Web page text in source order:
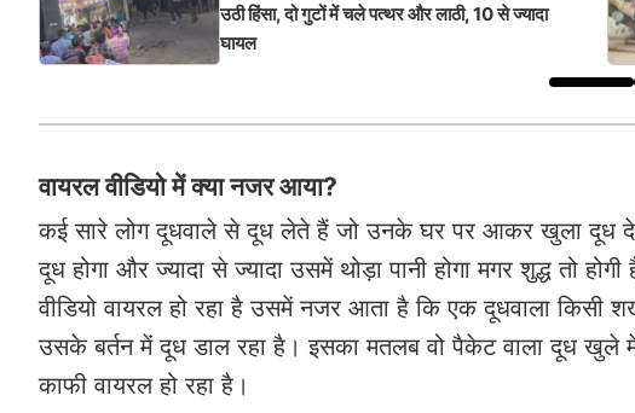
उठी हिंसा, दो गुटों में चले पत्थर और लाठी, 10 से ज्यादा
घायल
वायरल वीडियो में क्या नजर आया?
कई सारे लोग दूधवाले से दूध लेते हैं जो उनके घर पर आकर खुला दूध
दूध होगा और ज्यादा से ज्यादा उसमें थोड़ा पानी होगा मगर शुद्ध तो
वीडियो वायरल हो रहा है उसमें नजर आता है कि एक दूधवाला
उसके बर्तन में दूध डाल रहा है। इसका मतलब वो पैकेट वाला दूध खुले में
काफी वायरल हो रहा है।